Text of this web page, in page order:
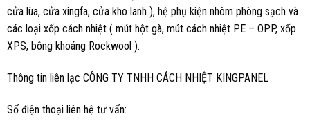
cửa lùa, cửa xingfa, cửa kho lanh ), hệ phụ kiện nhôm phòng sạch và
các loại xốp cách nhiệt ( mút hột gà, mút cách nhiệt PE – OPP, xốp
XPS, bông khoáng Rockwool ).
Thông tin liên lạc CÔNG TY TNHH CÁCH NHIỆT KINGPANEL
Số điện thoại liên hệ tư vấn: